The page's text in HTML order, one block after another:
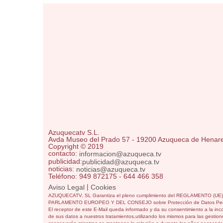
Azuquecatv S.L.
Avda Museo del Prado 57 - 19200 Azuqueca de
Copyright © 2019
contacto: informacion@azuqueca.tv
publicidad:publicidad@azuqueca.tv
noticias: noticias@azuqueca.tv
Teléfono: 949 872175 - 644 466 358
Aviso Legal | Cookies
AZUQUECATV, SL Garantiza el pleno cumplimiento del REGLAMENTO
PARLAMENTO EUROPEO Y DEL CONSEJO sobre Protección de Datos
El receptor de este E-Mail queda informado y da su consentimiento a la
de sus datos a nuestros tratamientos,utilizando los mismos para las